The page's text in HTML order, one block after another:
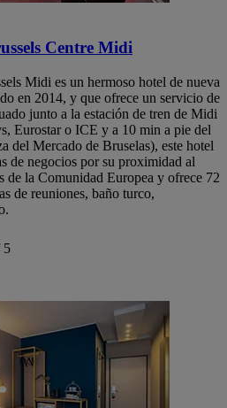
Centre Midi
Midi es un hermoso hotel de nueva
en 2014, y que ofrece un servicio de
junto a la estación de tren de Midi
Eurostar o ICE y a 10 min a pie del
del Mercado de Bruselas), este hotel
de negocios por su proximidad al
de la Comunidad Europea y ofrece 72
de reuniones, baño turco,
5